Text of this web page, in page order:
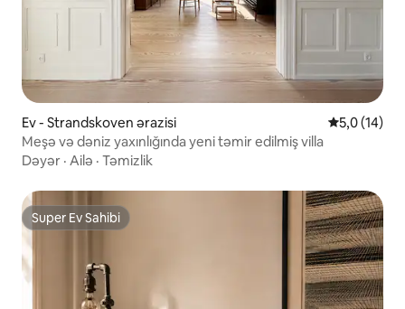
Ev - Strandskoven ərazisi Ortalama
5,0 (14)
Meşə və dəniz yaxınlığında yeni təmir edilmiş villa
Dəyər · Ailə · Təmizlik
Super Ev Sahibi
Super Ev Sahibi